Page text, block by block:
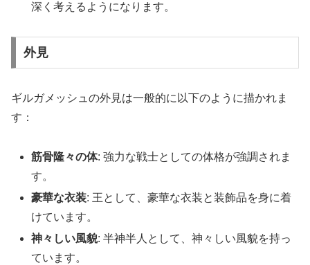
深く考えるようになります。
外見
ギルガメッシュの外見は一般的に以下のように描かれま
す：
筋骨隆々の体: 強力な戦士としての体格が強調されま
す。
豪華な衣装: 王として、豪華な衣装と装飾品を身に着
けています。
神々しい風貌: 半神半人として、神々しい風貌を持っ
ています。